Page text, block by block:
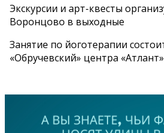
Экскурсии и арт-квесты
Воронцово в выходные
Занятие по йоготерапии
«Обручевский» центра «Атлант»